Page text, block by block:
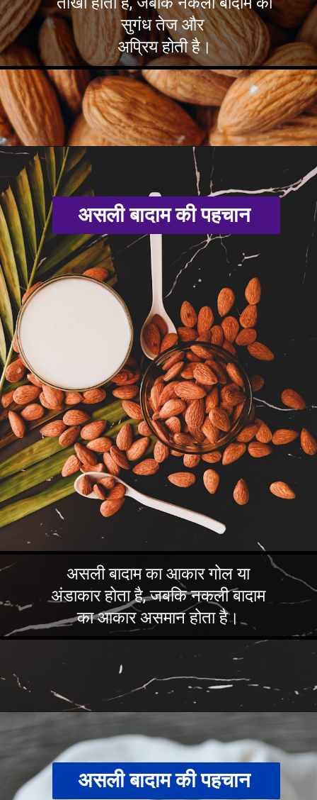
सुगंध तेज और
अप्रिय होती है।
असली बादाम का आकार गोल या
अंडाकार होता है, जबकि नकली बादाम
का आकार असमान होता है।
असली बादाम की पहचान
असली बादाम की पहचान